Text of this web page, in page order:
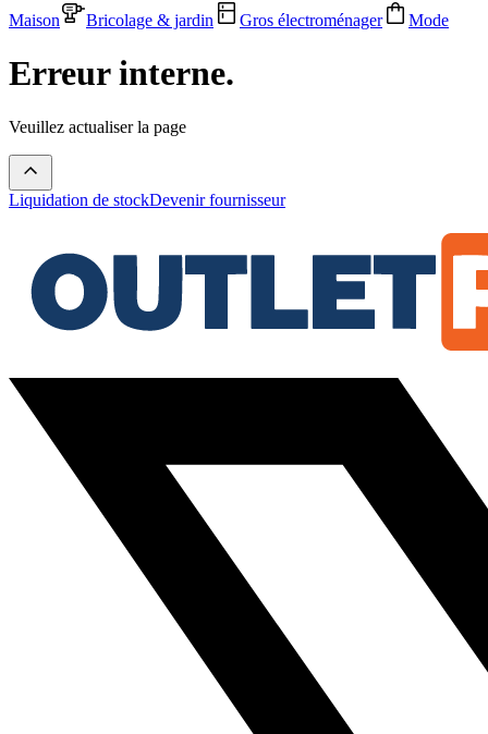
Maison
Bricolage & jardin Gros électroménager Mode
Erreur interne.
Veuillez actualiser la page
Liquidation de stockDevenir fournisseur